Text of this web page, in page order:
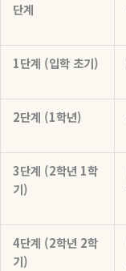
단계
1단계 (입학 초기)
2단계 (1학년)
3단계 (2학년 1학
기)
4단계 (2학년 2학
기)